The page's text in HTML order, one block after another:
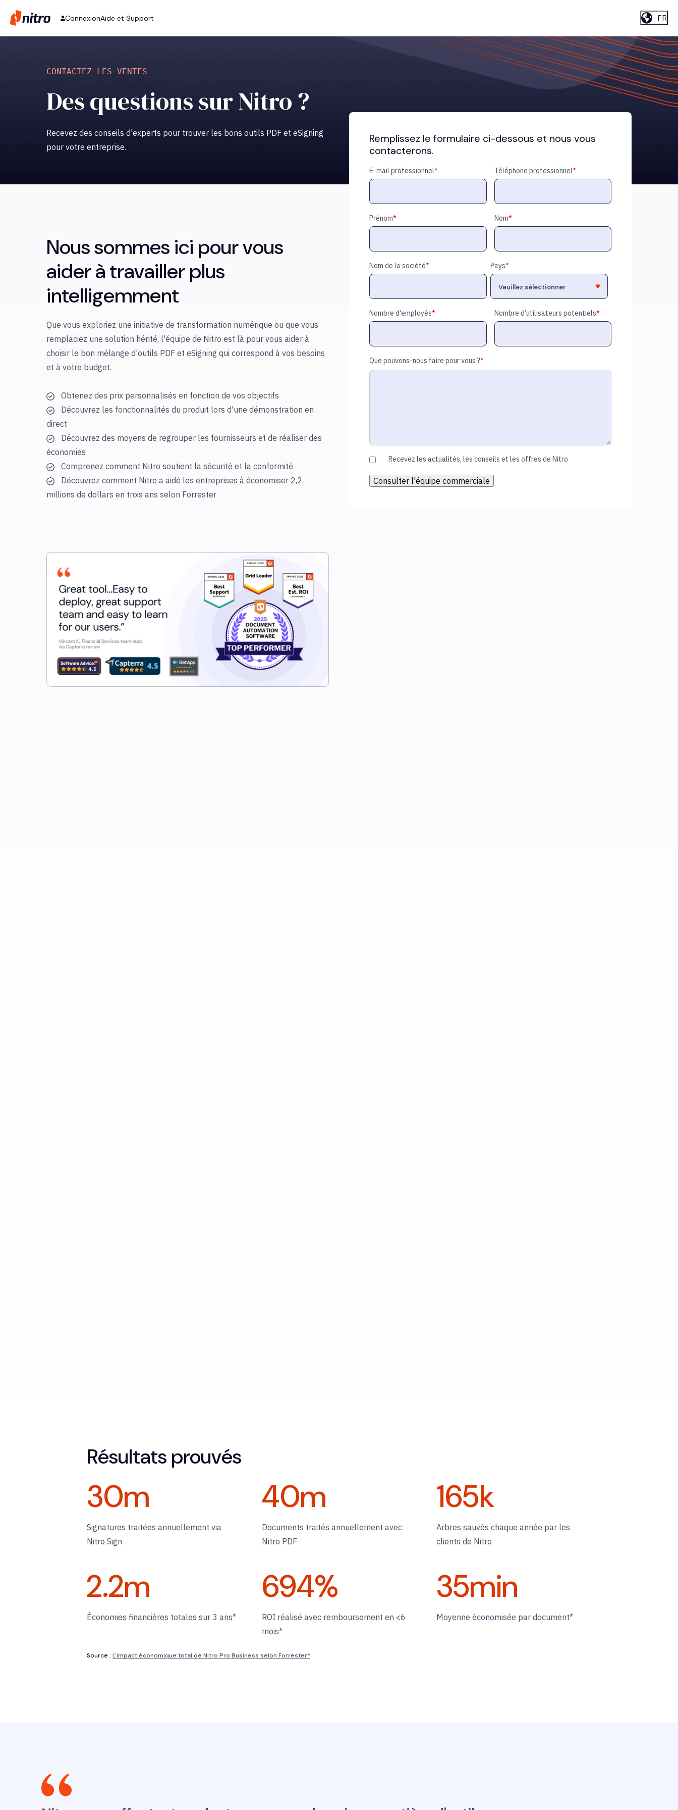
ConnexionAide et Support FR
CONTACTEZ LES VENTES
Des questions sur Nitro ?
Recevez des conseils d'experts pour trouver les bons outils PDF et eSigning
pour votre entreprise.
Nous sommes ici pour vous
aider à travailler plus
intelligemment
Que vous exploriez une initiative de transformation numérique ou que vous
remplaciez une solution hérité, l'équipe de Nitro est là pour vous aider à
choisir le bon mélange d'outils PDF et eSigning qui correspond à vos besoins
et à votre budget.
Obtenez des prix personnalisés en fonction de vos objectifs
Découvrez les fonctionnalités du produit lors d'une démonstration en
direct
Découvrez des moyens de regrouper les fournisseurs et de réaliser des
économies
Comprenez comment Nitro soutient la sécurité et la conformité
Découvrez comment Nitro a aidé les entreprises à économiser 2,2
millions de dollars en trois ans selon Forrester
Remplissez le formulaire ci-dessous et nous vous
contacterons.
E-mail professionnel* Téléphone professionnel*
Prénom* Nom*
Nom de la société* Pays*
Nombre d'employés* Nombre d’utilisateurs potentiels*
Que pouvons-nous faire pour vous ?*
Recevez les actualités, les conseils et les offres de Nitro
Résultats prouvés
30m
Signatures traitées annuellement via
Nitro Sign
40m
Documents traités annuellement avec
Nitro PDF
165k
Arbres sauvés chaque année par les
clients de Nitro
2.2m
Économies financières totales sur 3 ans*
694%
ROI réalisé avec remboursement en <6
mois*
35min
Moyenne économisée par document*
Source : L'impact économique total de Nitro Pro Business selon Forrester*